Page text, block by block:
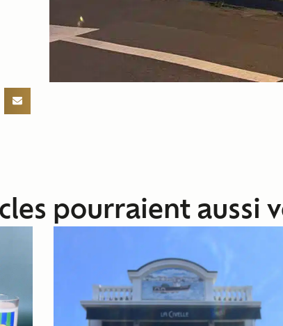
pourraient aussi